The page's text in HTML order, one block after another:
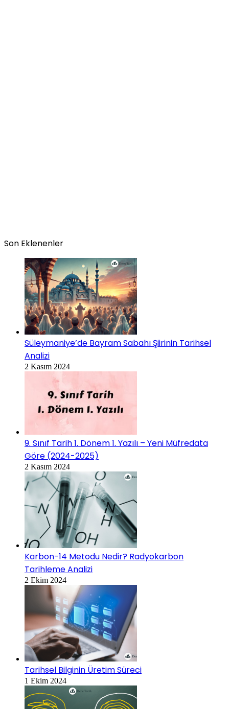
Son Eklenenler
Süleymaniye’de Bayram Sabahı Şiirinin Tarihsel
Analizi
2 Kasım 2024
9. Sınıf Tarih 1. Dönem 1. Yazılı – Yeni Müfredata
Göre (2024-2025)
2 Kasım 2024
Karbon-14 Metodu Nedir? Radyokarbon
Tarihleme Analizi
2 Ekim 2024
Tarihsel Bilginin Üretim Süreci
1 Ekim 2024